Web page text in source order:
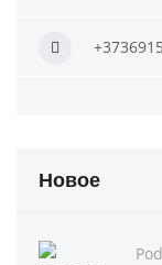
Новое